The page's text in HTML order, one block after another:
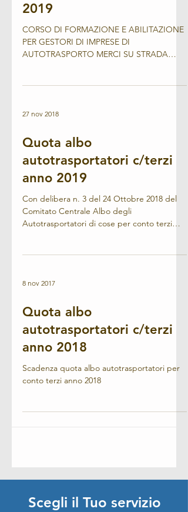
2019
CORSO DI FORMAZIONE E ABILITAZIONE
PER GESTORI DI IMPRESE DI
AUTOTRASPORTO MERCI SU STRADA
27 nov 2018
Quota albo
autotrasportatori c/terzi
anno 2019
Con delibera n. 3 del 24 Ottobre 2018 del
Comitato Centrale Albo degli
Autotrasportatori di cose per conto terzi
8 nov 2017
Quota albo
autotrasportatori c/terzi
anno 2018
Scadenza quota albo autotrasportatori per
conto terzi anno 2018
Scegli il Tuo servizio